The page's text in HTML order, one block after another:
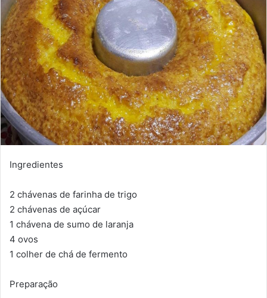
Ingredientes
2 chávenas de farinha de trigo
2 chávenas de açúcar
1 chávena de sumo de laranja
4 ovos
1 colher de chá de fermento
Preparação